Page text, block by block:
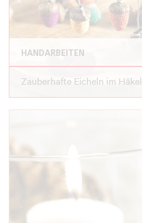
HANDARBEITEN
Zauberhafte Eicheln im